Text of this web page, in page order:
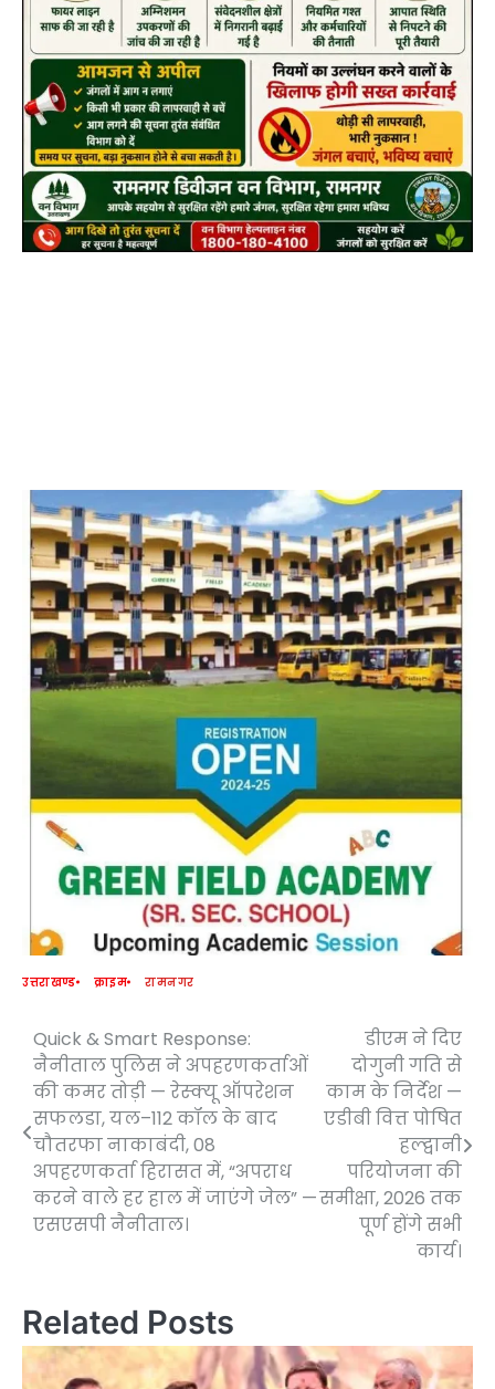
उत्तराखण्ड क्राइम रामनगर
Post
navigation
Quick & Smart Response:
नैनीताल पुलिस ने अपहरणकर्ताओं
की कमर तोड़ी — रेस्क्यू ऑपरेशन
सफलडा, यल–112 कॉल के बाद
चौतरफा नाकाबंदी, 08
अपहरणकर्ता हिरासत में, “अपराध
करने वाले हर हाल में जाएंगे जेल” —
एसएसपी नैनीताल।
डीएम ने दिए
दोगुनी गति से
काम के निर्देश —
एडीबी वित्त पोषित
हल्द्वानी
परियोजना की
समीक्षा, 2026 तक
पूर्ण होंगे सभी
कार्य।
Related Posts